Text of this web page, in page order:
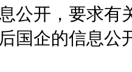
公开，要求有
国企的信息公